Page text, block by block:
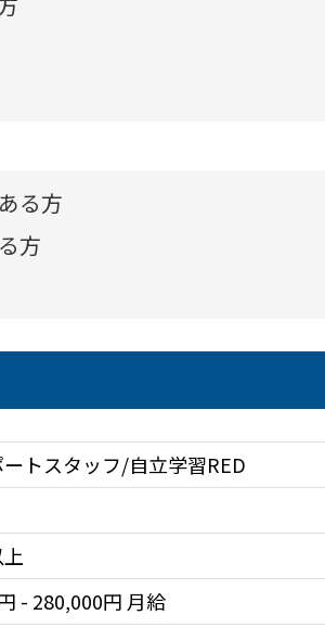
る方
方
トスタッフ/自立学習RED
- 280,000円 月給